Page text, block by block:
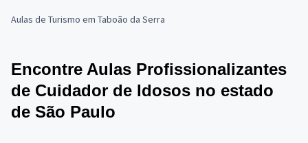
Aulas de Turismo em Taboão da Serra
Encontre Aulas Profissionalizantes
de Cuidador de Idosos no estado
de São Paulo